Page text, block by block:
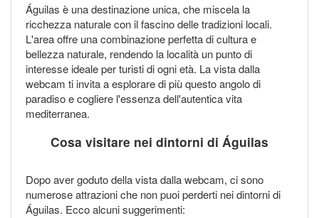
Águilas è una destinazione unica, che miscela la
ricchezza naturale con il fascino delle tradizioni locali.
L'area offre una combinazione perfetta di cultura e
bellezza naturale, rendendo la località un punto di
interesse ideale per turisti di ogni età. La vista dalla
webcam ti invita a esplorare di più questo angolo di
paradiso e cogliere l'essenza dell'autentica vita
mediterranea.
Cosa visitare nei dintorni di Águilas
Dopo aver goduto della vista dalla webcam, ci sono
numerose attrazioni che non puoi perderti nei dintorni di
Águilas. Ecco alcuni suggerimenti: